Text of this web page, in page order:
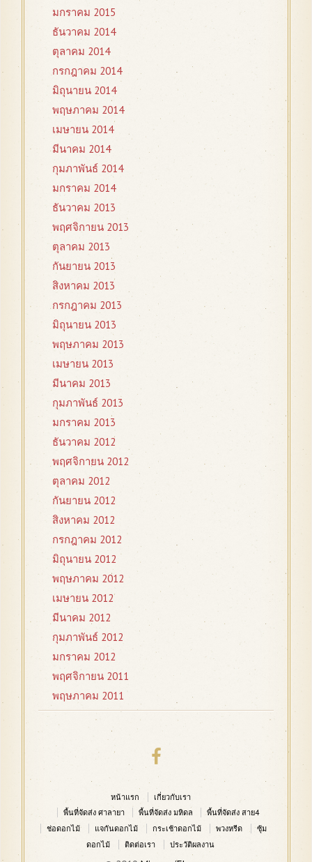
มกราคม 2015
ธันวาคม 2014
ตุลาคม 2014
กรกฎาคม 2014
มิถุนายน 2014
พฤษภาคม 2014
เมษายน 2014
มีนาคม 2014
กุมภาพันธ์ 2014
มกราคม 2014
ธันวาคม 2013
พฤศจิกายน 2013
ตุลาคม 2013
กันยายน 2013
สิงหาคม 2013
กรกฎาคม 2013
มิถุนายน 2013
พฤษภาคม 2013
เมษายน 2013
มีนาคม 2013
กุมภาพันธ์ 2013
มกราคม 2013
ธันวาคม 2012
พฤศจิกายน 2012
ตุลาคม 2012
กันยายน 2012
สิงหาคม 2012
กรกฎาคม 2012
มิถุนายน 2012
พฤษภาคม 2012
เมษายน 2012
มีนาคม 2012
กุมภาพันธ์ 2012
มกราคม 2012
พฤศจิกายน 2011
พฤษภาคม 2011
หน้าแรก
เกี่ยวกับเรา
พื้นที่จัดส่ง ศาลายา
พื้นที่จัดส่ง มหิดล
พื้นที่จัดส่ง สาย4
ช่อดอกไม้
แจกันดอกไม้ กระเช้าดอกไม้ พวงหรีด
ซุ้ม
ดอกไม้
ติดต่อเรา ประวัติผลงาน